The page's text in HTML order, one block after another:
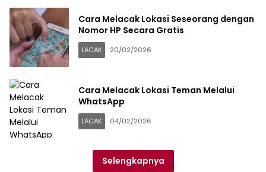
Cara Melacak Lokasi Seseorang dengan
Nomor HP Secara Gratis
LACAK 20/02/2026
Cara Melacak Lokasi Teman Melalui
WhatsApp
LACAK 04/02/2026
Selengkapnya